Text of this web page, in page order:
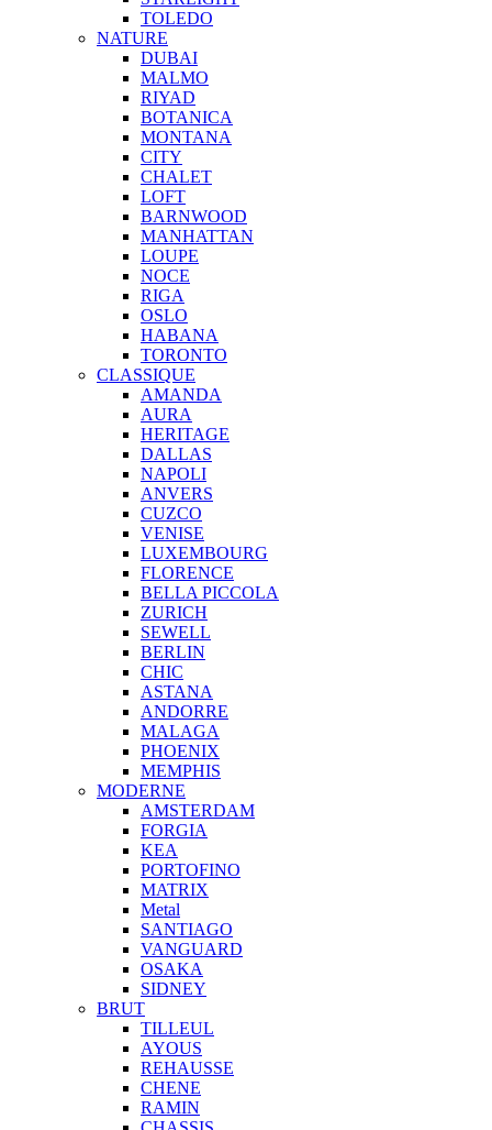
TOLEDO
NATURE
DUBAI
MALMO
RIYAD
BOTANICA
MONTANA
CITY
CHALET
LOFT
BARNWOOD
MANHATTAN
LOUPE
NOCE
RIGA
OSLO
HABANA
TORONTO
CLASSIQUE
AMANDA
AURA
HERITAGE
DALLAS
NAPOLI
ANVERS
CUZCO
VENISE
LUXEMBOURG
FLORENCE
BELLA PICCOLA
ZURICH
SEWELL
BERLIN
CHIC
ASTANA
ANDORRE
MALAGA
PHOENIX
MEMPHIS
MODERNE
AMSTERDAM
FORGIA
KEA
PORTOFINO
MATRIX
Metal
SANTIAGO
VANGUARD
OSAKA
SIDNEY
BRUT
TILLEUL
AYOUS
REHAUSSE
CHENE
RAMIN